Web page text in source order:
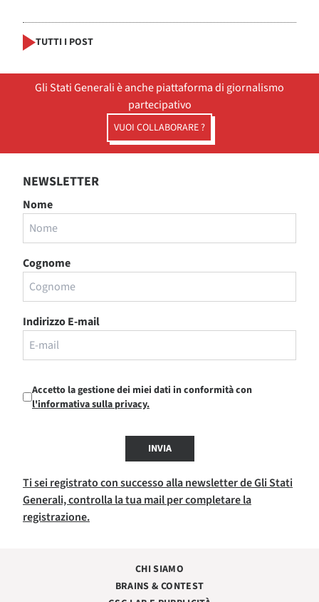
TUTTI I POST
Gli Stati Generali è anche piattaforma di giornalismo
partecipativo
VUOI COLLABORARE ?
NEWSLETTER
Nome
Cognome
Indirizzo E-mail
Accetto la gestione dei miei dati in conformità con
l'informativa sulla privacy.
INVIA
Ti sei registrato con successo alla newsletter de Gli Stati
Generali, controlla la tua mail per completare la
registrazione.
CHI SIAMO
BRAINS & CONTEST